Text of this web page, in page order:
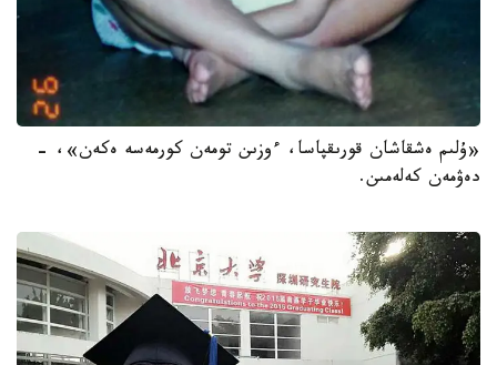
«ۇلىم ەشقاشان قورىقپاسا، ءوزىن تومەن كورمەسە ەكەن»، -
دەۋمەن كەلەمىن.